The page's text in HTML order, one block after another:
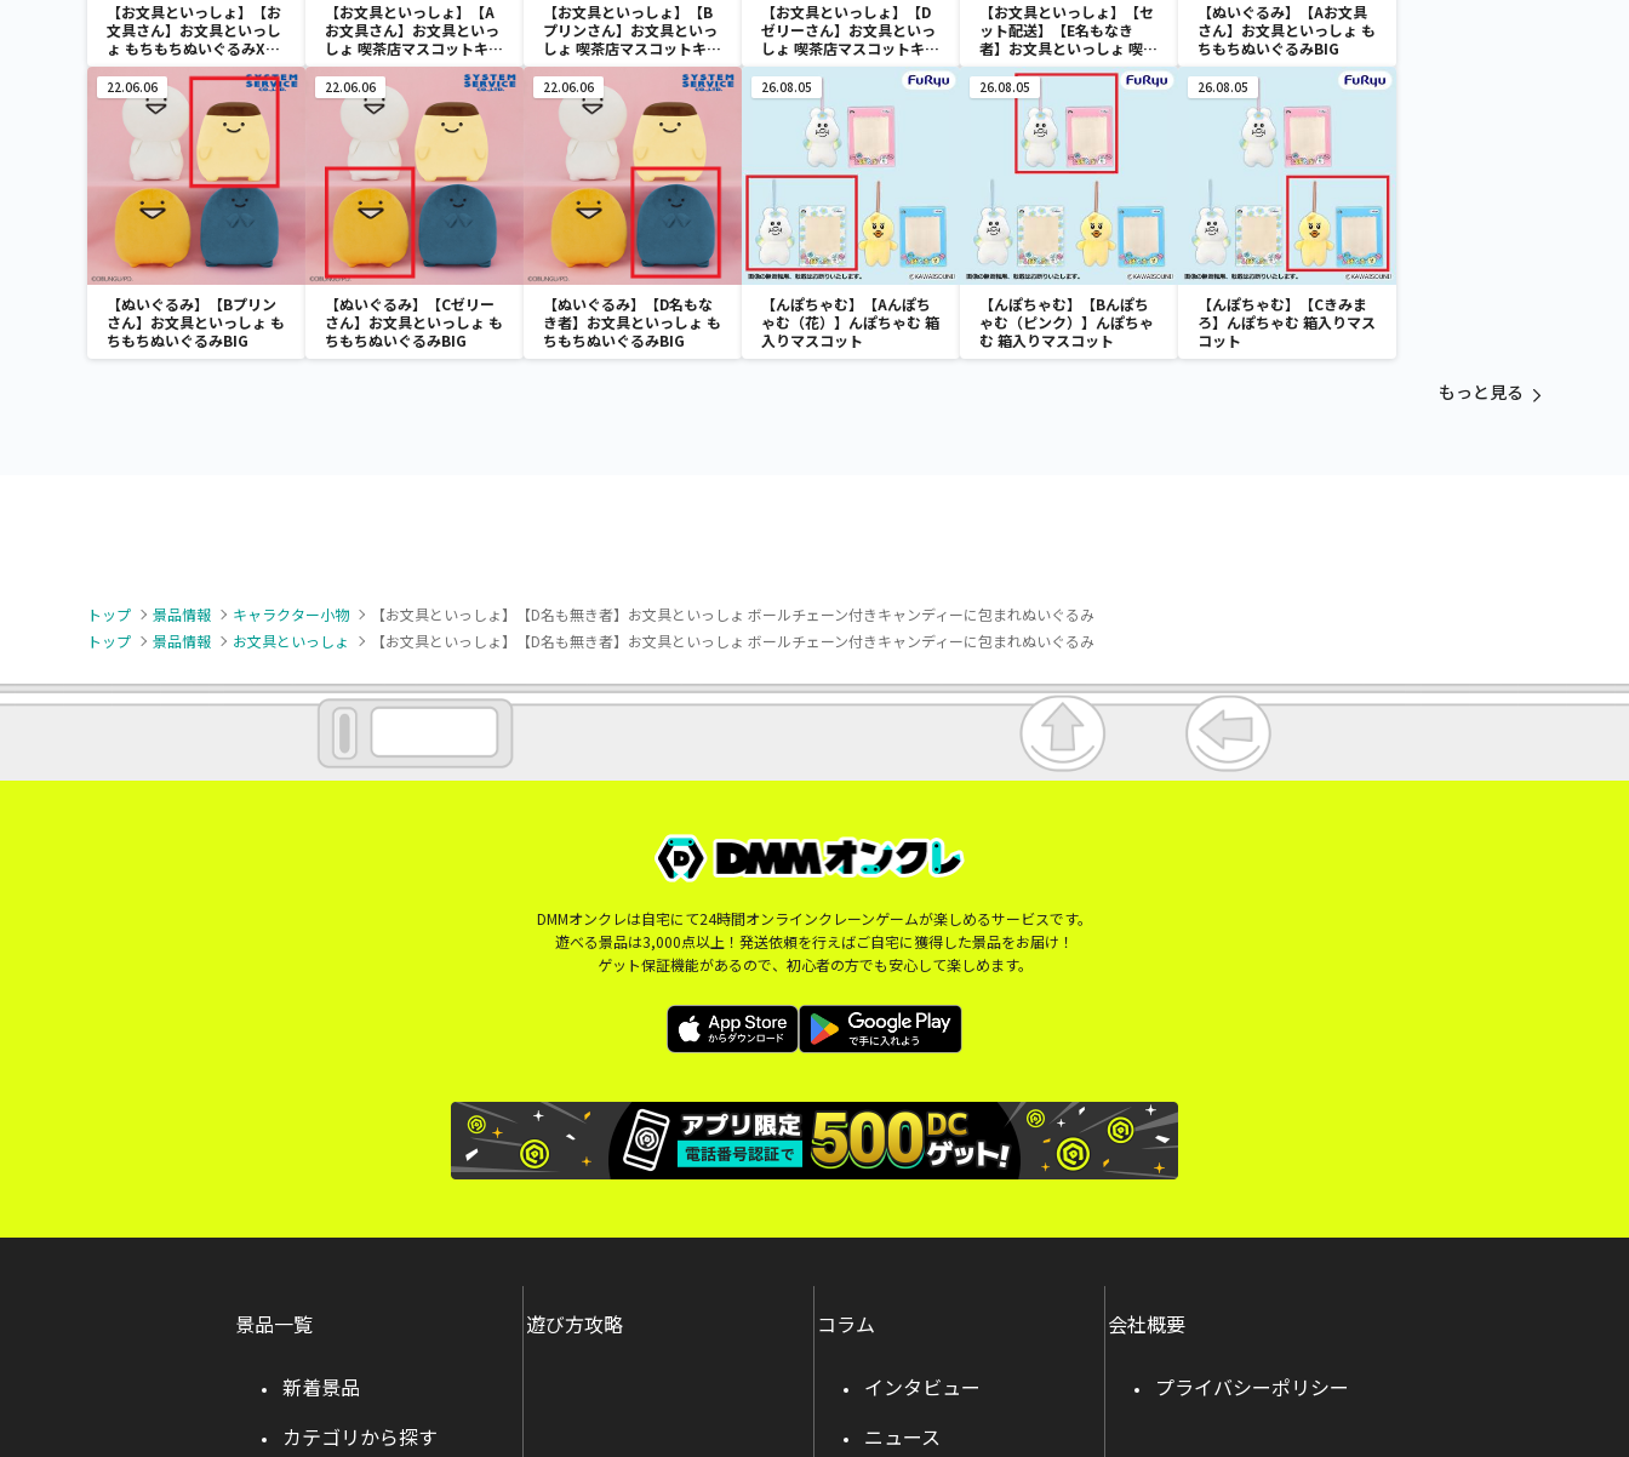
【お文具といっしょ】【お
文具さん】お文具といっし
ょ もちもちぬいぐるみXL
プレミアム
【お文具といっしょ】【A
お文具さん】お文具といっ
しょ 喫茶店マスコットキー
チェーン
【お文具といっしょ】【B
プリンさん】お文具といっ
しょ 喫茶店マスコットキー
チェーン
【お文具といっしょ】【D
ゼリーさん】お文具といっ
しょ 喫茶店マスコットキー
チェーン
【お文具といっしょ】【セ
ット配送】【E名もなき
者】お文具といっしょ 喫茶
店マスコットキーチェーン
【ぬいぐるみ】【Aお文具
さん】お文具といっしょ も
ちもちぬいぐるみBIG
22.06.06
【ぬいぐるみ】【Bプリン
さん】お文具といっしょ も
ちもちぬいぐるみBIG
22.06.06
【ぬいぐるみ】【Cゼリー
さん】お文具といっしょ も
ちもちぬいぐるみBIG
22.06.06
【ぬいぐるみ】【D名もな
き者】お文具といっしょ も
ちもちぬいぐるみBIG
26.08.05
【んぽちゃむ】【Aんぽち
ゃむ（花）】んぽちゃむ 箱
入りマスコット
26.08.05
【んぽちゃむ】【Bんぽち
ゃむ（ピンク）】んぽちゃ
む 箱入りマスコット
26.08.05
【んぽちゃむ】【Cきみま
ろ】んぽちゃむ 箱入りマス
コット
もっと見る
トップ 景品情報 キャラクター小物
【お文具といっしょ】【D名も無き者】お文具といっしょ ボールチェーン付きキャンディーに包まれぬいぐるみ
トップ
景品情報 お文具といっしょ 【お文具といっしょ】【D名も無き者】お文具といっしょ ボールチェーン付きキャンディーに包まれぬいぐるみ
DMMオンクレは自宅にて24時間オンラインクレーンゲームが楽しめるサービスです。
遊べる景品は3,000点以上！発送依頼を行えばご自宅に獲得した景品をお届け！
ゲット保証機能があるので、初心者の方でも安心して楽しめます。
景品一覧
新着景品
カテゴリから探す
遊び方攻略 コラム
インタビュー
ニュース
会社概要
プライバシーポリシー